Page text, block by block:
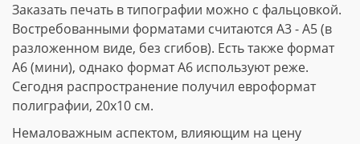
Заказать печать в типографии можно с фальцовкой.
Востребованными форматами считаются А3 - А5 (в
разложенном виде, без сгибов). Есть также формат
А6 (мини), однако формат А6 используют реже.
Сегодня распространение получил евроформат
полиграфии, 20х10 см.
Немаловажным аспектом, влияющим на цену